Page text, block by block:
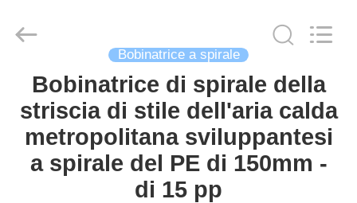
CASA
PRODOTTI
VIDEO
INDUSTRIAL
CO.,
Reserved.
Bobinatrice a spirale
Bobinatrice di spirale della
striscia di stile dell'aria calda
metropolitana sviluppantesi
a spirale del PE di 150mm -
di 15 pp